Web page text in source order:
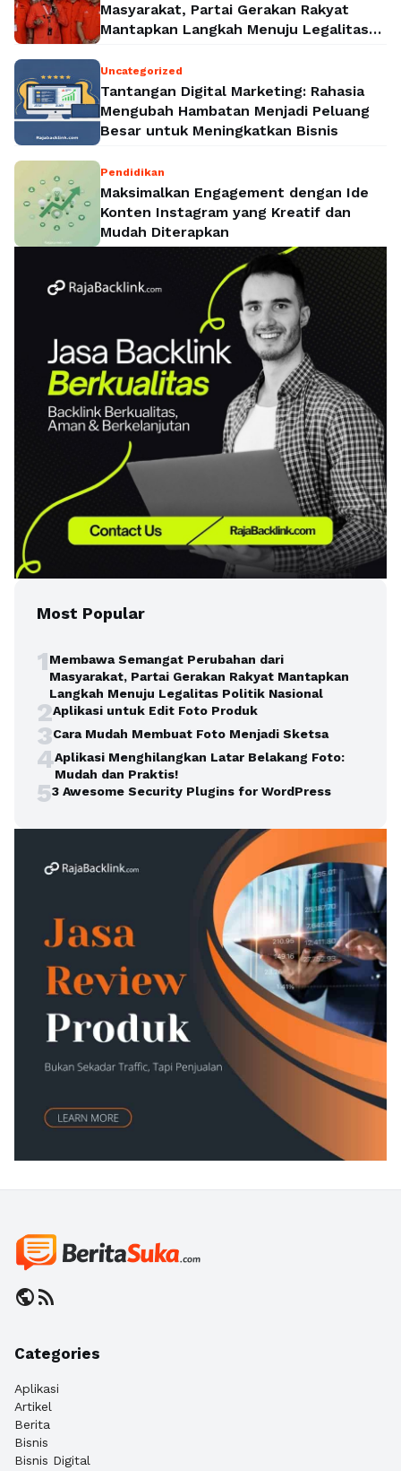
Masyarakat, Partai Gerakan Rakyat
Mantapkan Langkah Menuju Legalitas
Uncategorized
Tantangan Digital Marketing: Rahasia
Mengubah Hambatan Menjadi Peluang
Besar untuk Meningkatkan Bisnis
Pendidikan
Maksimalkan Engagement dengan Ide
Konten Instagram yang Kreatif dan
Mudah Diterapkan
Most Popular
1Membawa Semangat Perubahan dari
Masyarakat, Partai Gerakan Rakyat Mantapkan
Langkah Menuju Legalitas Politik Nasional
2Aplikasi untuk Edit Foto Produk
3Cara Mudah Membuat Foto Menjadi Sketsa
4Aplikasi Menghilangkan Latar Belakang Foto:
Mudah dan Praktis!
53 Awesome Security Plugins for WordPress
publicrss_feed
Categories
Aplikasi
Artikel
Berita
Bisnis
Bisnis Digital